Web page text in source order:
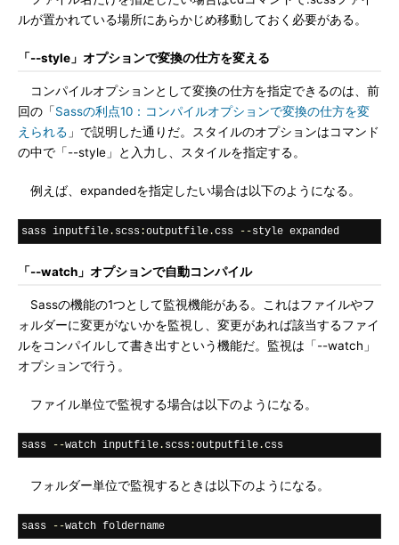
ルが置かれている場所にあらかじめ移動しておく必要がある。
「--style」オプションで変換の仕方を変える
コンパイルオプションとして変換の仕方を指定できるのは、前
回の「Sassの利点10：コンパイルオプションで変換の仕方を変
えられる 」で説明した通りだ。スタイルのオプションはコマンド
の中で「--style」と入力し、スタイルを指定する。
例えば、expandedを指定したい場合は以下のようになる。
sass inputfile . scss :outputfile .css --style expanded
「--watch」オプションで自動コンパイル
Sassの機能の1つとして監視機能がある。これはファイルやフ
ォルダーに変更がないかを監視し、変更があれば該当するファイ
ルをコンパイルして書き出すという機能だ。監視は「--watch」
オプションで行う。
ファイル単位で監視する場合は以下のようになる。
sass --watch inputfile . scss :outputfile .css
フォルダー単位で監視するときは以下のようになる。
sass --watch foldername